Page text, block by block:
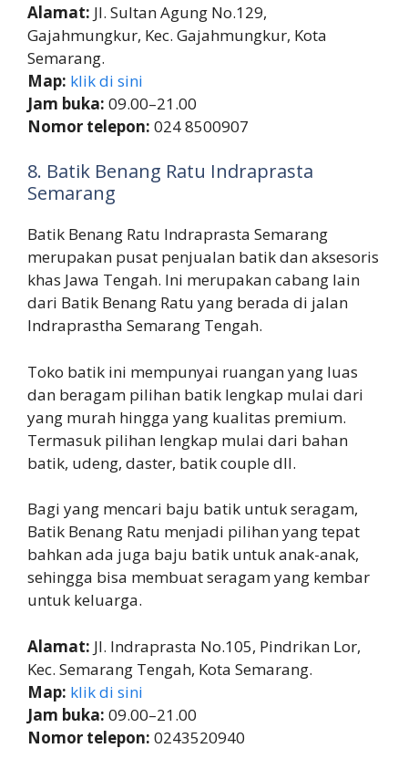
Alamat: Jl. Sultan Agung No.129,
Gajahmungkur, Kec. Gajahmungkur, Kota
Semarang.
Map: klik di sini
Jam buka: 09.00–21.00
Nomor telepon: 024 8500907
8. Batik Benang Ratu Indraprasta
Semarang
Batik Benang Ratu Indraprasta Semarang
merupakan pusat penjualan batik dan aksesoris
khas Jawa Tengah. Ini merupakan cabang lain
dari Batik Benang Ratu yang berada di jalan
Indraprastha Semarang Tengah.
Toko batik ini mempunyai ruangan yang luas
dan beragam pilihan batik lengkap mulai dari
yang murah hingga yang kualitas premium.
Termasuk pilihan lengkap mulai dari bahan
batik, udeng, daster, batik couple dll.
Bagi yang mencari baju batik untuk seragam,
Batik Benang Ratu menjadi pilihan yang tepat
bahkan ada juga baju batik untuk anak-anak,
sehingga bisa membuat seragam yang kembar
untuk keluarga.
Alamat: Jl. Indraprasta No.105, Pindrikan Lor,
Kec. Semarang Tengah, Kota Semarang.
Map: klik di sini
Jam buka: 09.00–21.00
Nomor telepon: 0243520940